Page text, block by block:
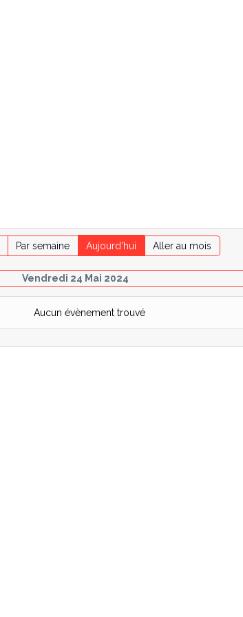
Par semaine Aujourd'hui Aller au mois
Vendredi 24 Mai 2024
Aucun évènement trouvé